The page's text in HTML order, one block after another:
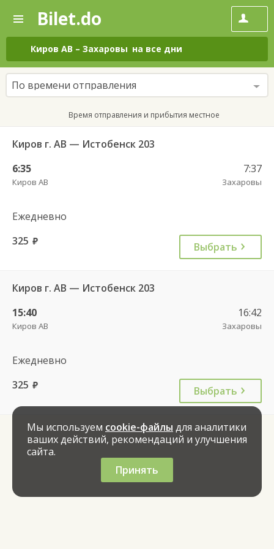
—
Поиск
и
покупка
билетов
на
автобус
онлайн
Bilet.do
Киров АВ – Захаровы на все дни
По времени отправления
Время отправления и прибытия местное
Киров г. АВ — Истобенск 203
6:35
Киров АВ
7:37
Захаровы
Ежедневно
325 руб. Выбрать
Киров г. АВ — Истобенск 203
15:40
Киров АВ
16:42
Захаровы
Ежедневно
325 руб. Выбрать
Мы используем cookie-файлы для аналитики
ваших действий, рекомендаций и улучшения
сайта.
Принять